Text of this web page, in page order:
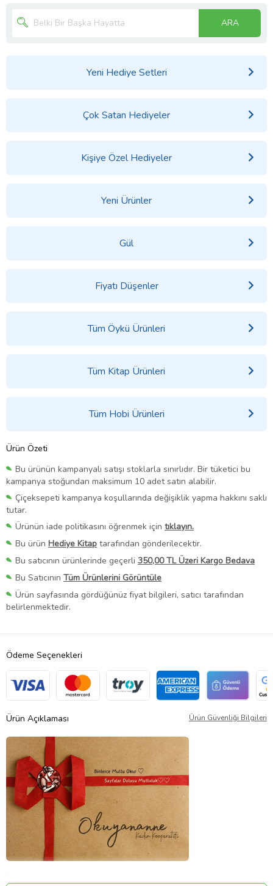
ARA
Yeni Hediye Setleri
Çok Satan Hediyeler
Kişiye Özel Hediyeler
Yeni Ürünler
Gül
Fiyatı Düşenler
Tüm Öykü Ürünleri
Tüm Kitap Ürünleri
Tüm Hobi Ürünleri
Ürün Özeti
Bu ürünün kampanyalı satışı stoklarla sınırlıdır. Bir tüketici bu
kampanya stoğundan maksimum 10 adet satın alabilir.
Çiçeksepeti kampanya koşullarında değişiklik yapma hakkını saklı
tutar.
Ürünün iade politikasını öğrenmek için tıklayın.
Bu ürün Hediye Kitap tarafından gönderilecektir.
Bu satıcının ürünlerinde geçerli 350,00 TL Üzeri Kargo Bedava
Bu Satıcının Tüm Ürünlerini Görüntüle
Ürün sayfasında gördüğünüz fiyat bilgileri, satıcı tarafından
belirlenmektedir.
Ödeme Seçenekleri
Ürün Açıklaması Ürün Güvenliği Bilgileri